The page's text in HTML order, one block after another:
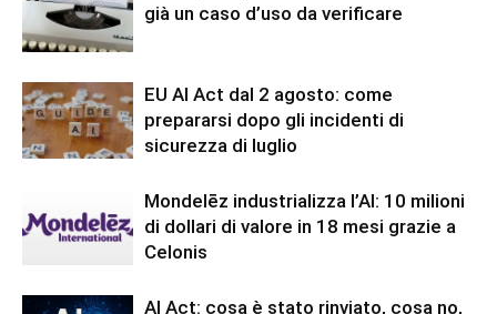
già un caso d’uso da verificare
EU AI Act dal 2 agosto: come
prepararsi dopo gli incidenti di
sicurezza di luglio
Mondelēz industrializza l’AI: 10 milioni
di dollari di valore in 18 mesi grazie a
Celonis
AI Act: cosa è stato rinviato, cosa no,